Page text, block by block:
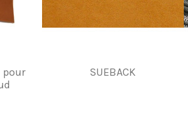
pour
SUEBACK